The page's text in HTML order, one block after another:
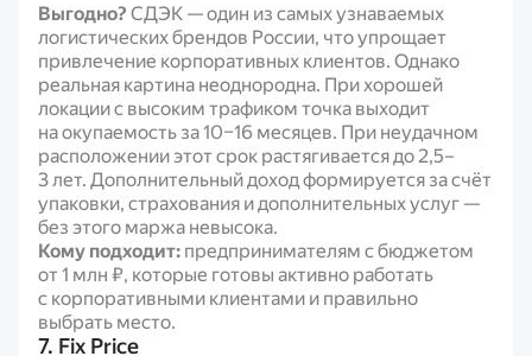
Выгодно? СДЭК — один из самых узнаваемых
логистических брендов России, что упрощает
привлечение корпоративных клиентов. Однако
реальная картина неоднородна. При хорошей
локации с высоким трафиком точка выходит
на окупаемость за 10–16 месяцев. При неудачном
расположении этот срок растягивается до 2,5–
3 лет. Дополнительный доход формируется за счёт
упаковки, страхования и дополнительных услуг —
без этого маржа невысока.
Кому подходит: предпринимателям с бюджетом
от 1 млн ₽, которые готовы активно работать
с корпоративными клиентами и правильно
выбрать место.
7. Fix Price